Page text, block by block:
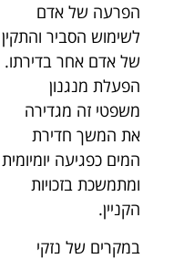
הפרעה של אדם
לשימוש הסביר והתקין
של אדם אחר בדירתו.
הפעלת מנגנון
משפטי זה מגדירה
את המשך חדירת
המים כפגיעה יומיומית
ומתמשכת בזכויות
הקניין.
במקרים של נזקי